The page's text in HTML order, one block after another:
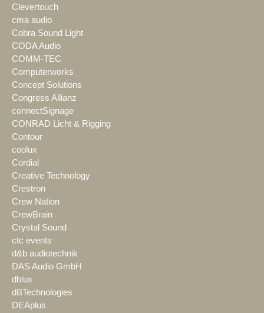
Clevertouch
cma audio
Cobra Sound Light
CODA Audio
COMM-TEC
Computerworks
Concept Solutions
Congress Allianz
connectSignage
CONRAD Licht & Rigging
Contour
coolux
Cordial
Creative Technology
Crestron
Crew Nation
CrewBrain
Crystal Sound
ctc events
d&b audiotechnik
DAS Audio GmbH
dblux
dBTechnologies
DEAplus